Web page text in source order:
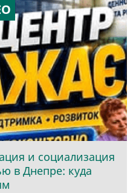
и социализация
в Днепре: куда